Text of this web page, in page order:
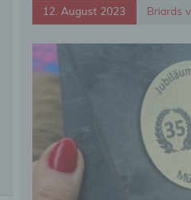
12. August 2023 Briards